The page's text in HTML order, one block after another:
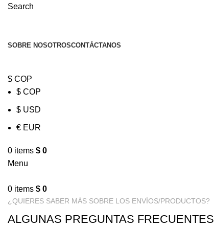
Search
SOBRE NOSOTROSCONTÁCTANOS
$ COP
$ COP
$ USD
€ EUR
0 items $ 0
Menu
0 items $ 0
¿QUIERES SABER MÁS SOBRE LOS ENVÍOS/PRODUCTOS?
ALGUNAS PREGUNTAS FRECUENTES